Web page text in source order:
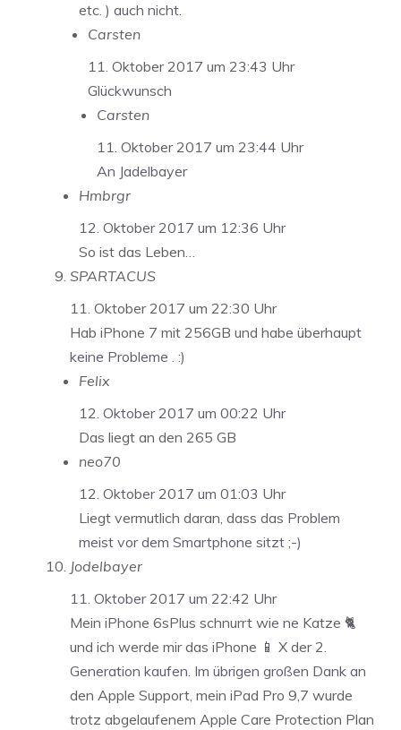
etc. ) auch nicht.
Carsten
11. Oktober 2017 um 23:43 Uhr
Glückwunsch
Carsten
11. Oktober 2017 um 23:44 Uhr
An Jadelbayer
Hmbrgr
12. Oktober 2017 um 12:36 Uhr
So ist das Leben…
SPARTACUS
11. Oktober 2017 um 22:30 Uhr
Hab iPhone 7 mit 256GB und habe überhaupt
keine Probleme . :)
Felix
12. Oktober 2017 um 00:22 Uhr
Das liegt an den 265 GB
neo70
12. Oktober 2017 um 01:03 Uhr
Liegt vermutlich daran, dass das Problem
meist vor dem Smartphone sitzt ;-)
Jodelbayer
11. Oktober 2017 um 22:42 Uhr
Mein iPhone 6sPlus schnurrt wie ne Katze 🐈
und ich werde mir das iPhone 📱 X der 2.
Generation kaufen. Im übrigen großen Dank an
den Apple Support, mein iPad Pro 9,7 wurde
trotz abgelaufenem Apple Care Protection Plan